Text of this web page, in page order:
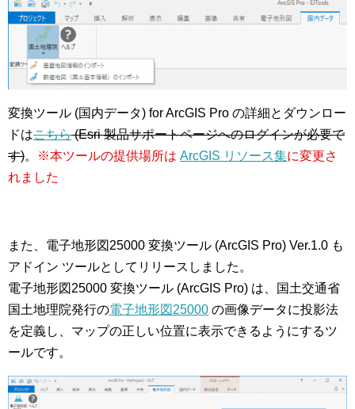
変換ツール (国内データ) for ArcGIS Pro の詳細とダウンロー
ドはこちら(Esri 製品サポートページへのログインが必要で
す)。 ※本ツールの提供場所は ArcGIS リソース集に変更さ
れました
また、電子地形図25000 変換ツール (ArcGIS Pro) Ver.1.0 も
アドイン ツールとしてリリースしました。
電子地形図25000 変換ツール (ArcGIS Pro) は、国土交通省
国土地理院発行の電子地形図25000 の画像データに投影法
を定義し、マップの正しい位置に表示できるようにするツ
ールです。